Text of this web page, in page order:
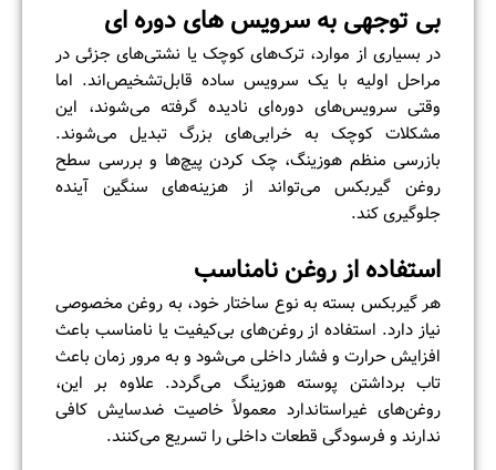
بی‌ توجهی به سرویس‌ های دوره‌ ای
در بسیاری از موارد، ترک‌های کوچک یا نشتی‌های جزئی در
مراحل اولیه با یک سرویس ساده قابل‌تشخیص‌اند. اما
وقتی سرویس‌های دوره‌ای نادیده گرفته می‌شوند، این
مشکلات کوچک به خرابی‌های بزرگ تبدیل می‌شوند.
بازرسی منظم هوزینگ، چک کردن پیچ‌ها و بررسی سطح
روغن گیربکس می‌تواند از هزینه‌های سنگین آینده
جلوگیری کند.
استفاده از روغن نامناسب
هر گیربکس بسته به نوع ساختار خود، به روغن مخصوصی
نیاز دارد. استفاده از روغن‌های بی‌کیفیت یا نامناسب باعث
افزایش حرارت و فشار داخلی می‌شود و به مرور زمان باعث
تاب برداشتن پوسته هوزینگ می‌گردد. علاوه بر این،
روغن‌های غیراستاندارد معمولاً خاصیت ضدسایش کافی
ندارند و فرسودگی قطعات داخلی را تسریع می‌کنند.